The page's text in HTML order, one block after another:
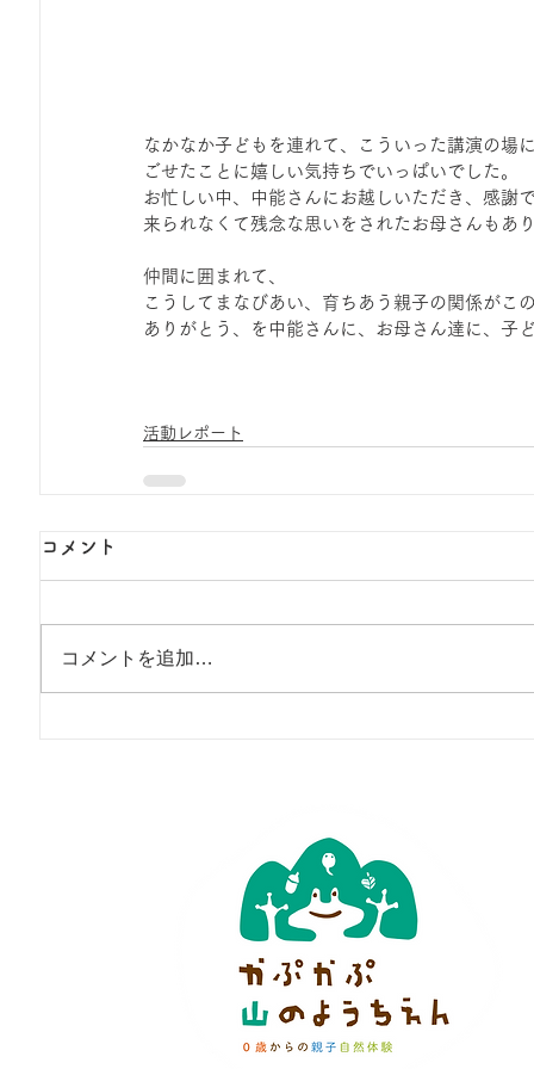
なかなか子どもを連れて、こういった講演の場
ごせたことに嬉しい気持ちでいっぱいでした。
お忙しい中、中能さんにお越しいただき、感謝
来られなくて残念な思いをされたお母さんも
仲間に囲まれて、
こうしてまなびあい、育ちあう親子の関係がこ
ありがとう、を中能さんに、お母さん達に、子
活動レポート
コメント
コメントを追加…